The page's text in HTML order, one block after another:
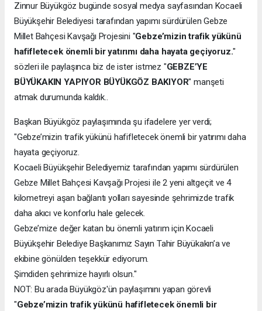
Zinnur Büyükgöz bugünde sosyal medya sayfasından Kocaeli
Büyükşehir Belediyesi tarafından yapımı sürdürülen Gebze
Millet Bahçesi Kavşağı Projesini "Gebze’mizin trafik yükünü
hafifletecek önemli bir yatırımı daha hayata geçiyoruz."
sözleri ile paylaşınca biz de ister istmez "GEBZE’YE
BÜYÜKAKIN YAPIYOR BÜYÜKGÖZ BAKIYOR" manşeti
atmak durumunda kaldık..
Başkan Büyükgöz paylaşımında şu ifadelere yer verdi;
"Gebze’mizin trafik yükünü hafifletecek önemli bir yatırımı daha
hayata geçiyoruz.
Kocaeli Büyükşehir Belediyemiz tarafından yapımı sürdürülen
Gebze Millet Bahçesi Kavşağı Projesi ile 2 yeni altgeçit ve 4
kilometreyi aşan bağlantı yolları sayesinde şehrimizde trafik
daha akıcı ve konforlu hale gelecek.
Gebze’mize değer katan bu önemli yatırım için Kocaeli
Büyükşehir Belediye Başkanımız Sayın Tahir Büyükakın’a ve
ekibine gönülden teşekkür ediyorum.
Şimdiden şehrimize hayırlı olsun."
NOT: Bu arada Büyükgöz'ün paylaşımını yapan görevli
"Gebze’mizin trafik yükünü hafifletecek önemli bir